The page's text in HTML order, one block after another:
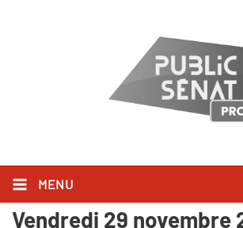
MENU
Les Temps Forts du
Vendredi 29 novembre